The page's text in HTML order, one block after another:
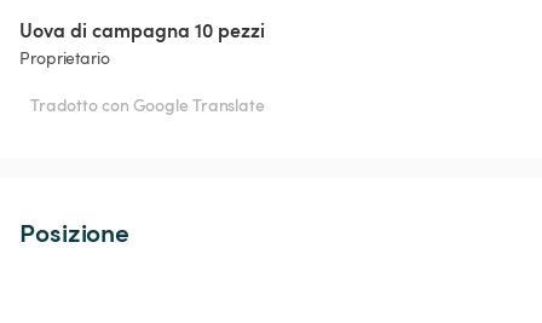
Uova di campagna 10 pezzi
Proprietario
Tradotto con Google Translate
Posizione